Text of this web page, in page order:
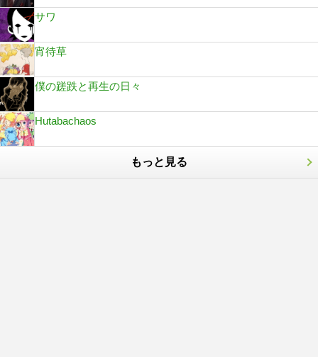
サワ
宵待草
僕の蹉跌と再生の日々
Hutabachaos
もっと見る